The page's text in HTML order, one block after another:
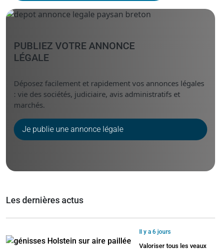
PUBLIEZ VOTRE ANNONCE
LÉGALE
Déposez facilement et rapidement vos annonces légales
: vie des sociétés, judiciaire, avis administratifs et
marchés.
Je publie une annonce légale
Les dernières actus
Il y a 6 jours
Valoriser tous les veaux